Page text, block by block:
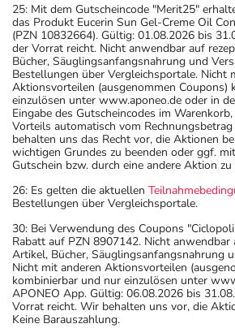
25: Mit dem Gutscheincode "Merit25"
das Produkt Eucerin Sun Gel-Creme Oil
(PZN 10832664). Gültig: 01.08.2026 bis
der Vorrat reicht. Nicht anwendbar auf
Bücher, Säuglingsanfangsnahrung und
Bestellungen über Vergleichsportale. Nicht
Aktionsvorteilen (ausgenommen Coupons)
einzulösen unter www.aponeo.de oder in
Eingabe des Gutscheincodes im
Vorteils automatisch vom
behalten uns das Recht vor, die Aktionen
wichtigen Grundes zu beenden oder ggf.
Gutschein bzw. durch eine andere Aktion zu
26: Es gelten die aktuellen
Bestellungen über Vergleichsportale.
30: Bei Verwendung des Coupons
Rabatt auf PZN 8907142. Nicht
Artikel, Bücher, Säuglingsanfangsnahrung
Nicht mit anderen Aktionsvorteilen
kombinierbar und nur einzulösen unter
APONEO App. Gültig: 06.08.2026 bis
Vorrat reicht. Wir behalten uns vor, die
Keine Barauszahlung.